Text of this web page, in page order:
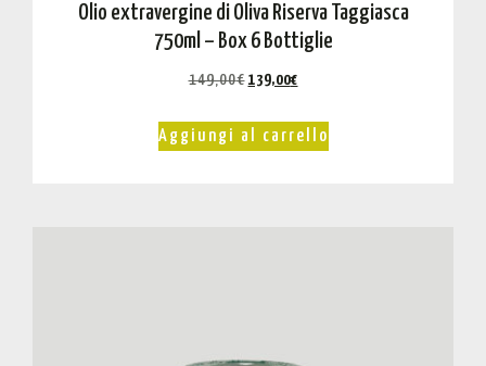
Olio extravergine di Oliva Riserva Taggiasca
750ml – Box 6 Bottiglie
149,00€ 139,00€
Aggiungi al carrello